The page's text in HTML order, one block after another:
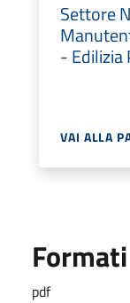
Settore
- Edilizia
VAI ALLA
pdf